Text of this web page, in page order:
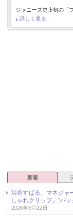
ジャニーズ史上初の「
詳しく見る
新着
渋谷すばる、マネジャ
しゃれクリップ』“バ
2026年3月22日